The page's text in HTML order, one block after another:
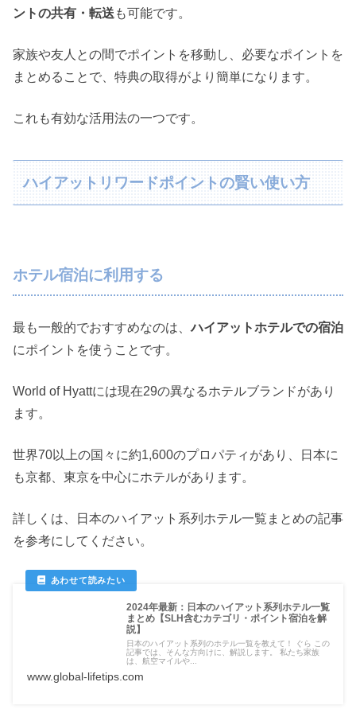
ントの共有・転送 も可能です。
家族や友人との間でポイントを移動し、必要なポイントを
まとめることで、特典の取得がより簡単になります。
これも有効な活用法の一つです。
ハイアットリワードポイントの賢い使い方
ホテル宿泊に利用する
最も一般的でおすすめなのは、ハイアットホテルでの宿泊
にポイントを使うことです。
World of Hyattには現在29の異なるホテルブランドがあり
ます。
世界70以上の国々に約1,600のプロパティがあり、日本に
も京都、東京を中心にホテルがあります。
詳しくは、日本のハイアット系列ホテル一覧まとめの記事
を参考にしてください。
2024年最新：日本のハイアット系列ホテル一覧
まとめ【SLH含むカテゴリ・ポイント宿泊を解
説】
日本のハイアット系列のホテル一覧を教えて！ ぐら この
記事では、そんな方向けに、解説します。 私たち家族
は、航空マイルや...
www.global-lifetips.com